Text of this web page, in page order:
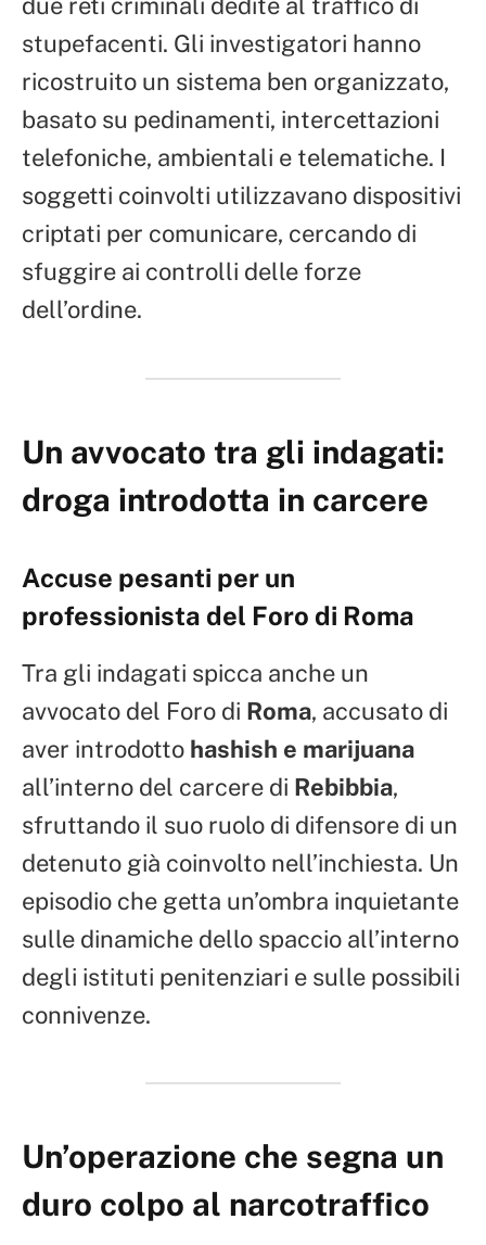
due reti criminali dedite al traffico di
stupefacenti. Gli investigatori hanno
ricostruito un sistema ben organizzato,
basato su pedinamenti, intercettazioni
telefoniche, ambientali e telematiche. I
soggetti coinvolti utilizzavano dispositivi
criptati per comunicare, cercando di
sfuggire ai controlli delle forze
dell’ordine.
Un avvocato tra gli indagati:
droga introdotta in carcere
Accuse pesanti per un
professionista del Foro di Roma
Tra gli indagati spicca anche un
avvocato del Foro di Roma, accusato di
aver introdotto hashish e marijuana
all’interno del carcere di Rebibbia,
sfruttando il suo ruolo di difensore di un
detenuto già coinvolto nell’inchiesta. Un
episodio che getta un’ombra inquietante
sulle dinamiche dello spaccio all’interno
degli istituti penitenziari e sulle possibili
connivenze.
Un’operazione che segna un
duro colpo al narcotraffico